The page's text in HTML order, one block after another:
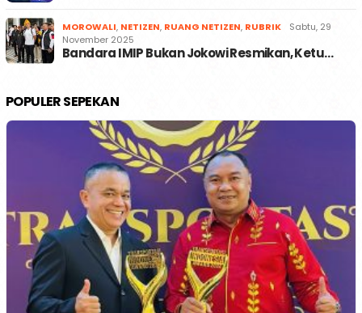
MOROWALI, NETIZEN, RUANG NETIZEN, RUBRIK
Sabtu, 29
November 2025
Bandara IMIP Bukan Jokowi Resmikan, Ketu…
POPULER SEPEKAN